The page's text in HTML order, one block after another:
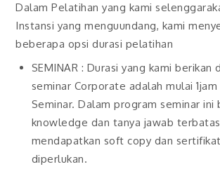
Dalam Pelatihan yang kami
Instansi yang menguundang, kami
beberapa opsi durasi pelatihan
SEMINAR : Durasi yang kami berikan
seminar Corporate adalah mulai 1jam
Seminar. Dalam program seminar ini
knowledge dan tanya jawab
mendapatkan soft copy dan
diperlukan.